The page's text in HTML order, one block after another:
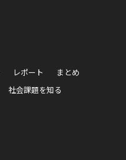
レポート
まとめ
社会課題を知る